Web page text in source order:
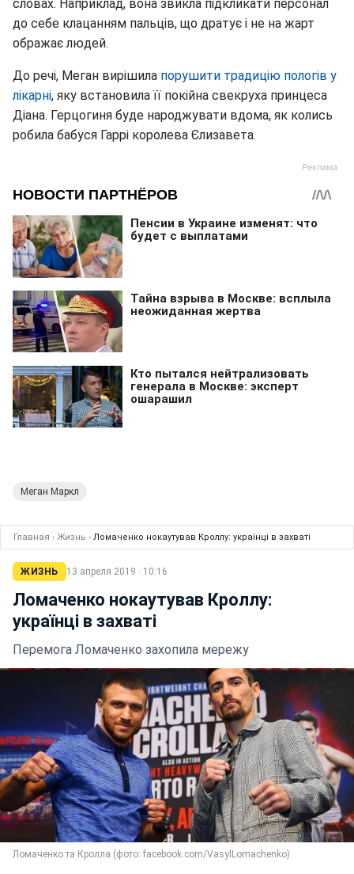
словах. Наприклад, вона звикла підкликати персонал
до себе клацанням пальців, що дратує і не на жарт
ображає людей.
До речі, Меган вирішила порушити традицію пологів у
лікарні, яку встановила її покійна свекруха принцеса
Діана. Герцогиня буде народжувати вдома, як колись
робила бабуся Гаррі королева Єлизавета.
Меган Маркл
Главная › Жизнь › Ломаченко нокаутував Кроллу: українці в захваті
ЖИЗНЬ 13 апреля 2019 · 10:16
Ломаченко нокаутував Кроллу:
українці в захваті
Перемога Ломаченко захопила мережу
Ломаченко та Кролла (фото: facebook.com/VasylLomachenko)